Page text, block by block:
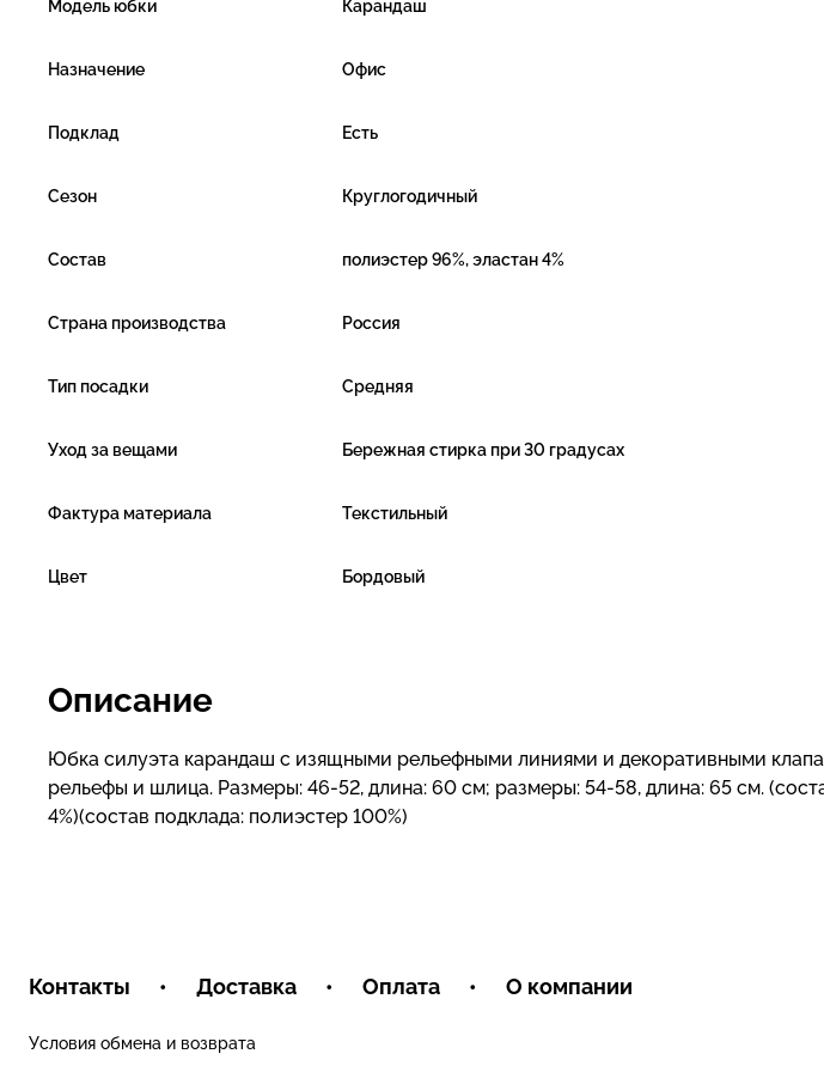
Модель юбки Карандаш
Назначение Офис
Подклад Есть
Сезон Круглогодичный
Состав полиэстер 96%, эластан 4%
Страна производства Россия
Тип посадки Средняя
Уход за вещами Бережная стирка при 30 градусах
Фактура материала Текстильный
Цвет Бордовый
Описание
Юбка силуэта карандаш с изящными рельефными линиями и декоративными
рельефы и шлица. Размеры: 46-52, длина: 60 см; размеры: 54-58, длина: 65 см.
4%)(состав подклада: полиэстер 100%)
Контакты • Доставка • Оплата • О компании
Условия обмена и возврата